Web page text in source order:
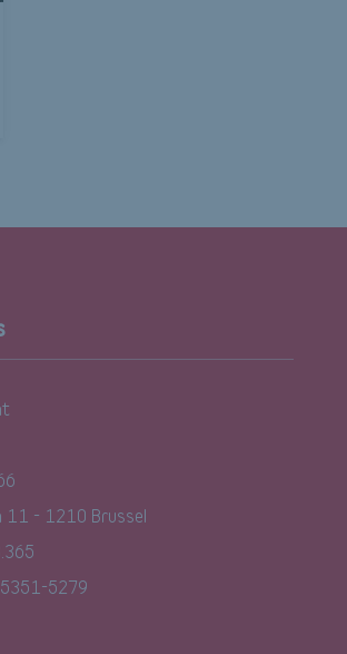
11 - 1210 Brussel
5279